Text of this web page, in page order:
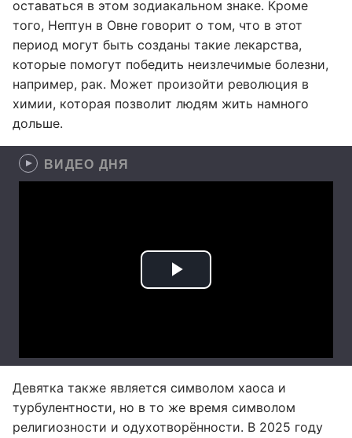
оставаться в этом зодиакальном знаке. Кроме
того, Нептун в Овне говорит о том, что в этот
период могут быть созданы такие лекарства,
которые помогут победить неизлечимые болезни,
например, рак. Может произойти революция в
химии, которая позволит людям жить намного
дольше.
ВИДЕО ДНЯ
Девятка также является символом хаоса и
турбулентности, но в то же время символом
религиозности и одухотворённости. В 2025 году